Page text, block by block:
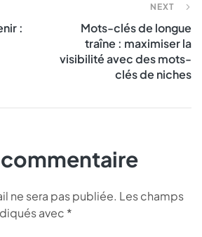
:
NEXT
Mots-clés de longue
traîne : maximiser la
visibilité avec des mots-
clés de niches
commentaire
ne sera pas publiée. Les champs
avec *